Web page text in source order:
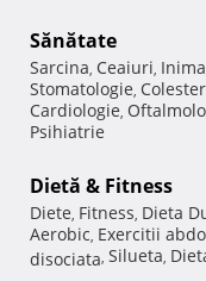
Sănătate
Sarcina, Ceaiuri, Inima
Stomatologie,
Cardiologie,
Psihiatrie
Dietă & Fitness
Diete, Fitness, Dieta
Aerobic, Exercitii
disociata, Silueta,